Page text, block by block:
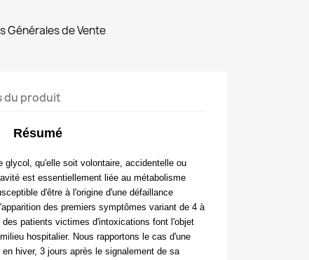
Générales de Vente
du produit
Résumé
glycol, qu'elle soit volontaire, accidentelle ou
est essentiellement liée au métabolisme
d'être à l'origine d'une défaillance
des premiers symptômes variant de 4 à
patients victimes d'intoxications font l'objet
hospitalier. Nous rapportons le cas d'une
hiver, 3 jours après le signalement de sa